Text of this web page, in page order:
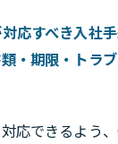
応すべき入社
・期限・トラ
応できるよう